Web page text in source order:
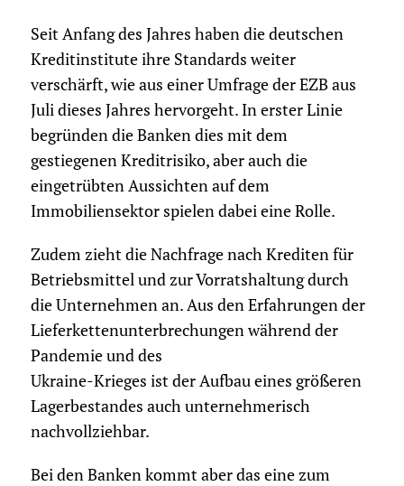
Seit Anfang des Jahres haben die deutschen
Kreditinstitute ihre Standards weiter
verschärft, wie aus einer Umfrage der EZB aus
Juli dieses Jahres hervorgeht. In erster Linie
begründen die Banken dies mit dem
gestiegenen Kreditrisiko, aber auch die
eingetrübten Aussichten auf dem
Immobiliensektor spielen dabei eine Rolle.
Zudem zieht die Nachfrage nach Krediten für
Betriebsmittel und zur Vorratshaltung durch
die Unternehmen an. Aus den Erfahrungen der
Lieferkettenunterbrechungen während der
Pandemie und des
Ukraine-Krieges ist der Aufbau eines größeren
Lagerbestandes auch unternehmerisch
nachvollziehbar.
Bei den Banken kommt aber das eine zum